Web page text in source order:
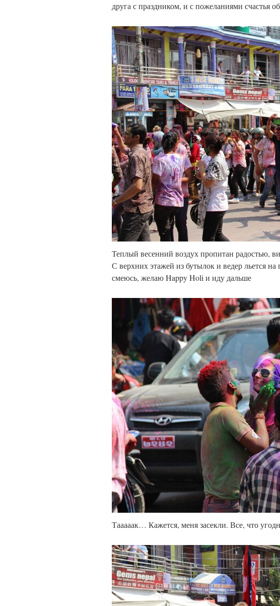
друга с праздником, и с пожеланиями счастья
Теплый весенний воздух пропитан радостью,
С верхних этажей из бутылок и ведер льется
смеюсь, желаю Happy Holi и иду дальше
Тааааак… Кажется, меня засекли. Все, что